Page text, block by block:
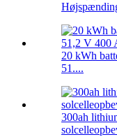
20 kWh
51....
300ah